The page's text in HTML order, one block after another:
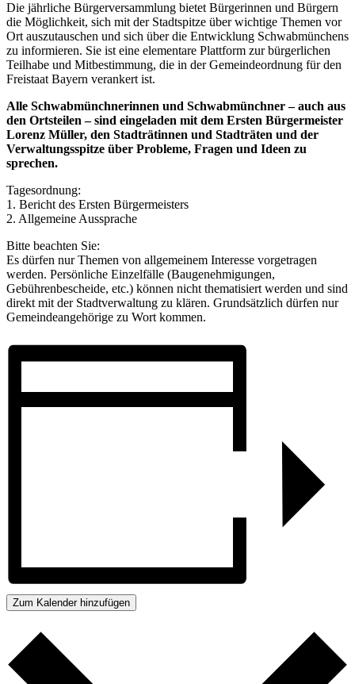
Die jährliche Bürgerversammlung bietet Bürgerinnen und Bürgern
die Möglichkeit, sich mit der Stadtspitze über wichtige Themen vor
Ort auszutauschen und sich über die Entwicklung Schwabmünchens
zu informieren. Sie ist eine elementare Plattform zur bürgerlichen
Teilhabe und Mitbestimmung, die in der Gemeindeordnung für den
Freistaat Bayern verankert ist.
Alle Schwabmünchnerinnen und Schwabmünchner – auch aus
den Ortsteilen – sind eingeladen mit dem Ersten Bürgermeister
Lorenz Müller, den Stadträtinnen und Stadträten und der
Verwaltungsspitze über Probleme, Fragen und Ideen zu
sprechen.
Tagesordnung:
1. Bericht des Ersten Bürgermeisters
2. Allgemeine Aussprache
Bitte beachten Sie:
Es dürfen nur Themen von allgemeinem Interesse vorgetragen
werden. Persönliche Einzelfälle (Baugenehmigungen,
Gebührenbescheide, etc.) können nicht thematisiert werden und sind
direkt mit der Stadtverwaltung zu klären. Grundsätzlich dürfen nur
Gemeindeangehörige zu Wort kommen.
Zum Kalender hinzufügen